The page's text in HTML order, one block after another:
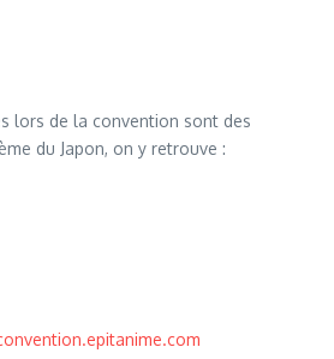
lors de la convention sont des
du Japon, on y retrouve :